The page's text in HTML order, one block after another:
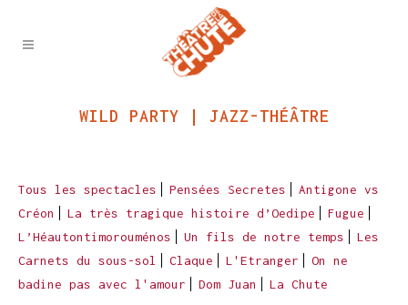
WILD PARTY | JAZZ-THÉÂTRE
Tous les spectacles Pensées Secretes
Antigone vs
Créon
La très tragique histoire d’Oedipe
Fugue
L’Héautontimorouménos
Un fils de notre temps
Les
Carnets du sous-sol
Claque L'Etranger
On ne
badine pas avec l'amour
Dom Juan La Chute